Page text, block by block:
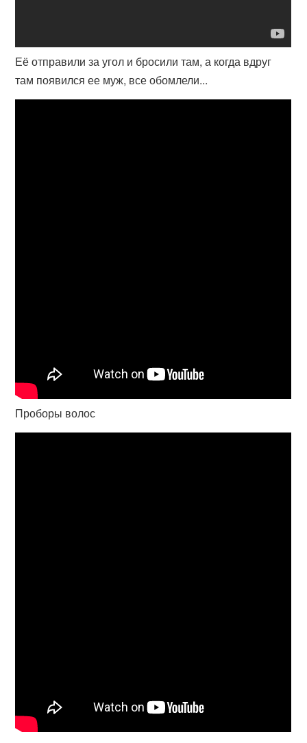
Её отправили за угол и бросили там, а когда вдруг
там появился ее муж, все обомлели...
Проборы волос